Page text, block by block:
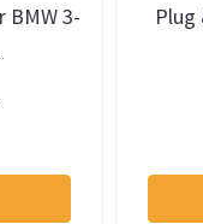
BMW 3-
Plug